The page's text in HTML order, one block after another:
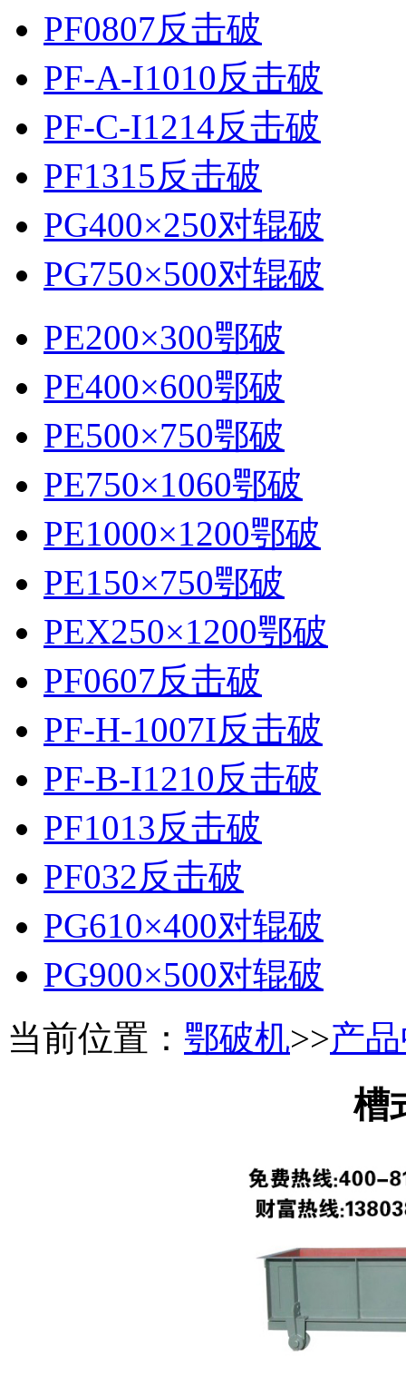
PF0807反击破
PF-A-I1010反击破
PF-C-I1214反击破
PF1315反击破
PG400×250对辊破
PG750×500对辊破
PE200×300鄂破
PE400×600鄂破
PE500×750鄂破
PE750×1060鄂破
PE1000×1200鄂破
PE150×750鄂破
PEX250×1200鄂破
PF0607反击破
PF-H-1007I反击破
PF-B-I1210反击破
PF1013反击破
PF032反击破
PG610×400对辊破
PG900×500对辊破
当前位置： 鄂破机>>产
槽